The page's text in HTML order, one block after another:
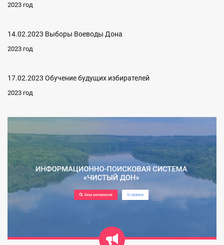
2023 год
14.02.2023 Выборы Воеводы Дона
2023 год
17.02.2023 Обучение будущих избирателей
2023 год